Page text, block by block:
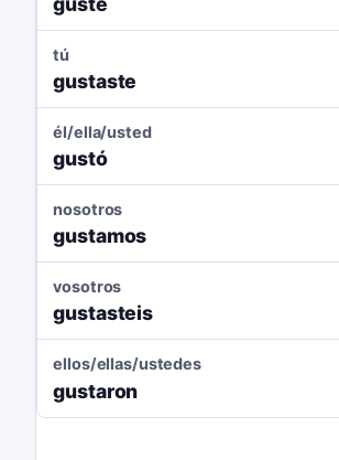
tú
gustaste
él/ella/usted
gustó
nosotros
gustamos
vosotros
gustasteis
ellos/ellas/ustedes
gustaron